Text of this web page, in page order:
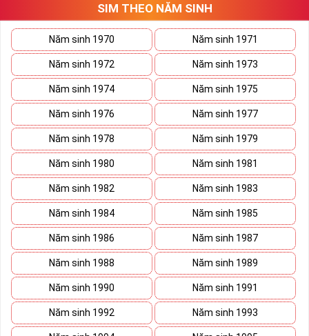
SIM THEO NĂM SINH
Năm sinh 1970 Năm sinh 1971
Năm sinh 1972 Năm sinh 1973
Năm sinh 1974 Năm sinh 1975
Năm sinh 1976 Năm sinh 1977
Năm sinh 1978 Năm sinh 1979
Năm sinh 1980 Năm sinh 1981
Năm sinh 1982 Năm sinh 1983
Năm sinh 1984 Năm sinh 1985
Năm sinh 1986 Năm sinh 1987
Năm sinh 1988 Năm sinh 1989
Năm sinh 1990 Năm sinh 1991
Năm sinh 1992 Năm sinh 1993